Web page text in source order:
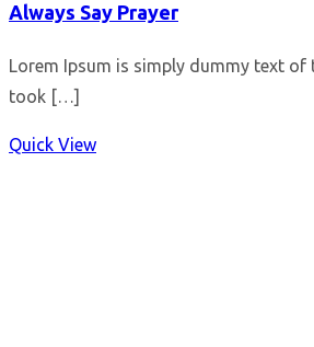
Always Say Prayer
Lorem Ipsum is simply dummy text of
took […]
Quick View